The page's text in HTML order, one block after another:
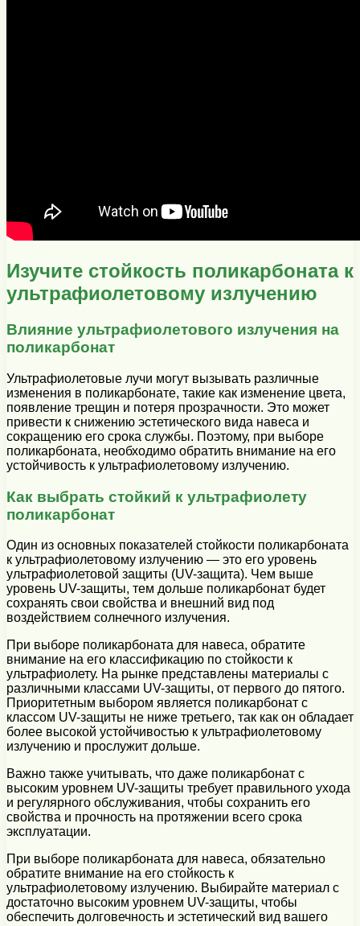
Изучите стойкость поликарбоната к
ультрафиолетовому излучению
Влияние ультрафиолетового излучения на
поликарбонат
Ультрафиолетовые лучи могут вызывать различные
изменения в поликарбонате, такие как изменение цвета,
появление трещин и потеря прозрачности. Это может
привести к снижению эстетического вида навеса и
сокращению его срока службы. Поэтому, при выборе
поликарбоната, необходимо обратить внимание на его
устойчивость к ультрафиолетовому излучению.
Как выбрать стойкий к ультрафиолету
поликарбонат
Один из основных показателей стойкости поликарбоната
к ультрафиолетовому излучению — это его уровень
ультрафиолетовой защиты (UV-защита). Чем выше
уровень UV-защиты, тем дольше поликарбонат будет
сохранять свои свойства и внешний вид под
воздействием солнечного излучения.
При выборе поликарбоната для навеса, обратите
внимание на его классификацию по стойкости к
ультрафиолету. На рынке представлены материалы с
различными классами UV-защиты, от первого до пятого.
Приоритетным выбором является поликарбонат с
классом UV-защиты не ниже третьего, так как он обладает
более высокой устойчивостью к ультрафиолетовому
излучению и прослужит дольше.
Важно также учитывать, что даже поликарбонат с
высоким уровнем UV-защиты требует правильного ухода
и регулярного обслуживания, чтобы сохранить его
свойства и прочность на протяжении всего срока
эксплуатации.
При выборе поликарбоната для навеса, обязательно
обратите внимание на его стойкость к
ультрафиолетовому излучению. Выбирайте материал с
достаточно высоким уровнем UV-защиты, чтобы
обеспечить долговечность и эстетический вид вашего